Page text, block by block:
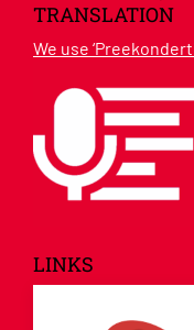
TRANSLATION
We use
LINKS